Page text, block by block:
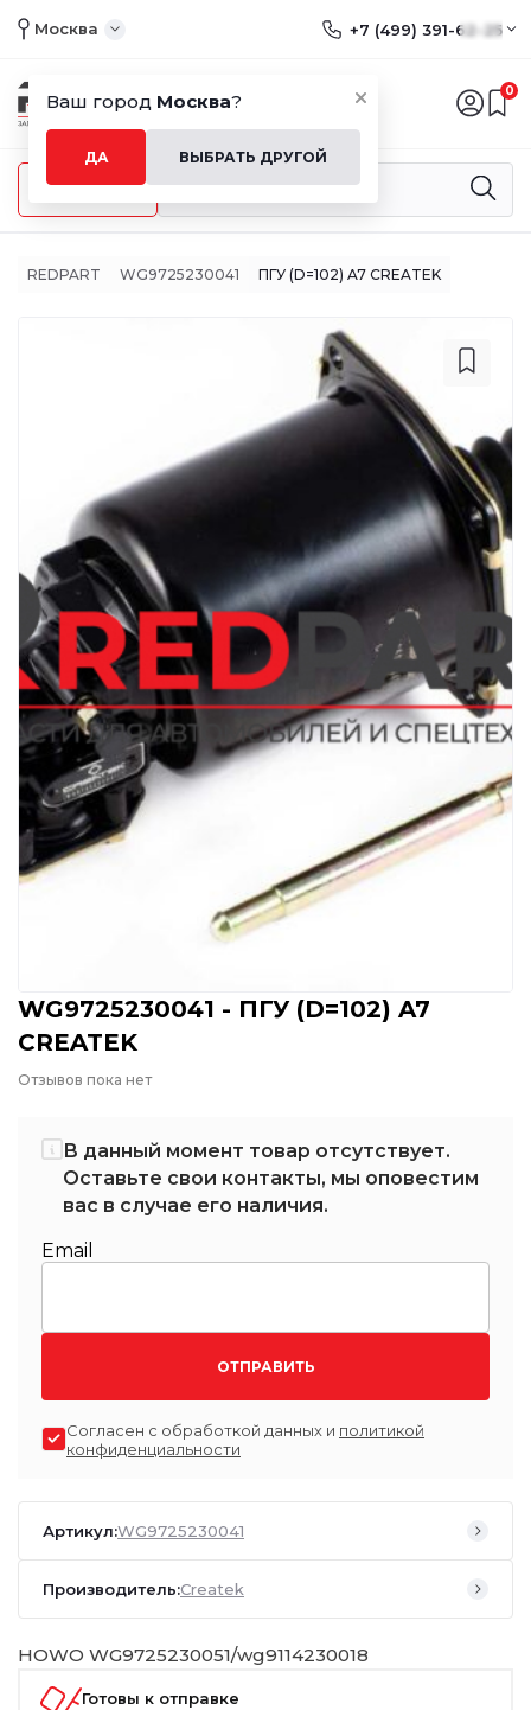
Ваш город Москва?
ДА ВЫБРАТЬ ДРУГОЙ
Москва +7 (499) 391-62-25
0
Меню
REDPART WG9725230041 ПГУ (D=102) A7 CREATEK
WG9725230041 - ПГУ (D=102) A7
CREATEK
Отзывов пока нет
В данный момент товар отсутствует.
Оставьте свои контакты, мы оповестим
вас в случае его наличия.
Email
ОТПРАВИТЬ
Согласен с обработкой данных и политикой
конфиденциальности
Артикул:WG9725230041
Производитель:Createk
HOWO WG9725230051/wg9114230018
Готовы к отправке